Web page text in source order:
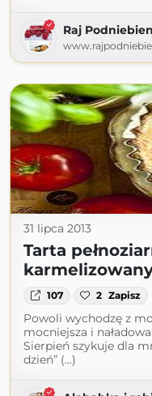
Raj
31 lipca 2013
Tarta
107 2 Zapisz
Powoli wychodzę z
mocniejsza i
Sierpień szykuje dla
dzień” (...)